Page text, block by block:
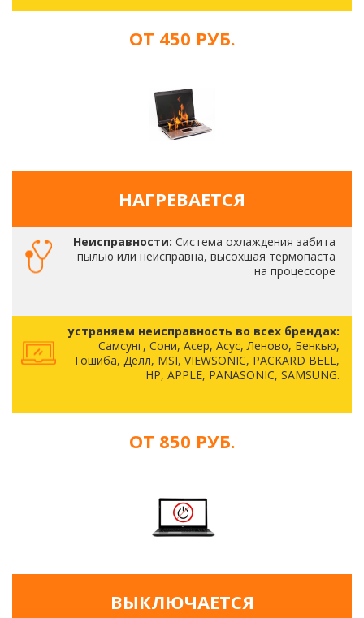
ОТ 450 РУБ.
НАГРЕВАЕТСЯ
Неисправности: Система охлаждения забита
пылью или неисправна, высохшая термопаста
на процессоре
устраняем неисправность во всех брендах:
Самсунг, Сони, Асер, Асус, Леново, Бенкью,
Тошиба, Делл, MSI, VIEWSONIC, PACKARD BELL,
HP, APPLE, PANASONIC, SAMSUNG.
ОТ 850 РУБ.
ВЫКЛЮЧАЕТСЯ